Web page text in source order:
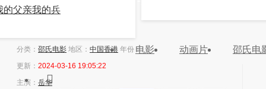
电影 动画片 邵氏电
父亲我的兵
分类： 邵氏电影 地区： 中国香港 年份：
更新： 2024-03-16 19:05:22
主演： 岳华